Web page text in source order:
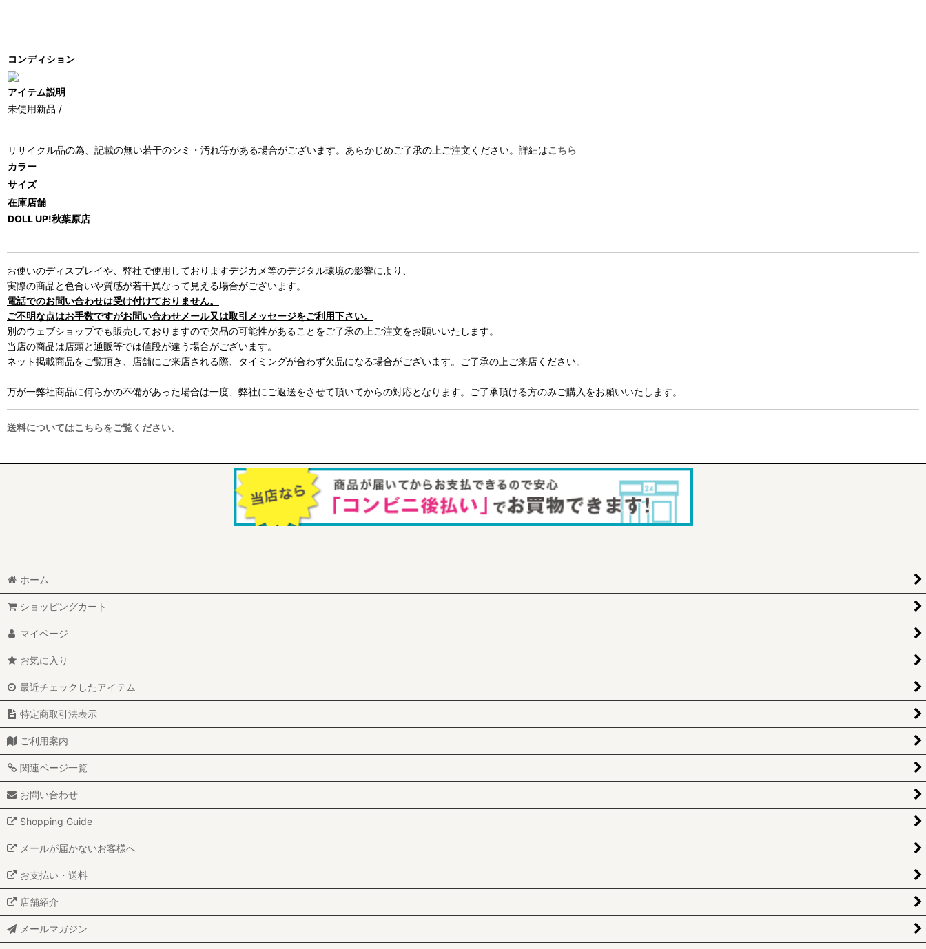
コンディション
アイテム説明
未使用新品 /
リサイクル品の為、記載の無い若干のシミ・汚れ等がある場合がございます。あらかじめご了承の上ご注文ください。詳細はこちら
カラー
サイズ
在庫店舗
DOLL UP!秋葉原店
お使いのディスプレイや、弊社で使用しておりますデジカメ等のデジタル環境の影響により、
実際の商品と色合いや質感が若干異なって見える場合がございます。
電話でのお問い合わせは受け付けておりません。
ご不明な点はお手数ですがお問い合わせメール又は取引メッセージをご利用下さい。
別のウェブショップでも販売しておりますので欠品の可能性があることをご了承の上ご注文をお願いいたします。
当店の商品は店頭と通販等では値段が違う場合がございます。
ネット掲載商品をご覧頂き、店舗にご来店される際、タイミングが合わず欠品になる場合がございます。ご了承の上ご来店ください。
万が一弊社商品に何らかの不備があった場合は一度、弊社にご返送をさせて頂いてからの対応となります。ご了承頂ける方のみご購入をお願いいたします。
送料についてはこちらをご覧ください。
ホーム
ショッピングカート
マイページ
お気に入り
最近チェックしたアイテム
特定商取引法表示
ご利用案内
関連ページ一覧
お問い合わせ
Shopping Guide
メールが届かないお客様へ
お支払い・送料
店舗紹介
メールマガジン